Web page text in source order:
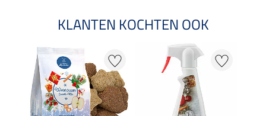
KLANTEN KOCHTEN OOK